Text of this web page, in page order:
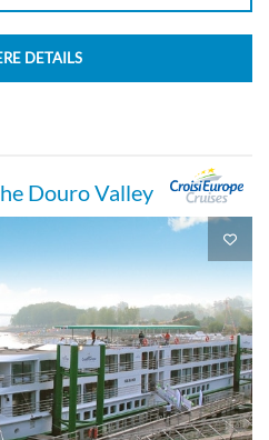
DETAILS
Douro Valley